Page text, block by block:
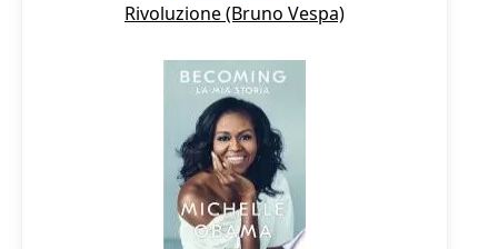
Rivoluzione (Bruno Vespa)